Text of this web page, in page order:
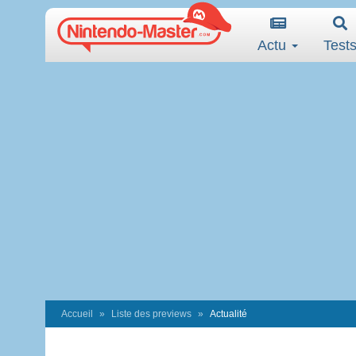
Actu Tests
Accueil Liste des previews Actualité